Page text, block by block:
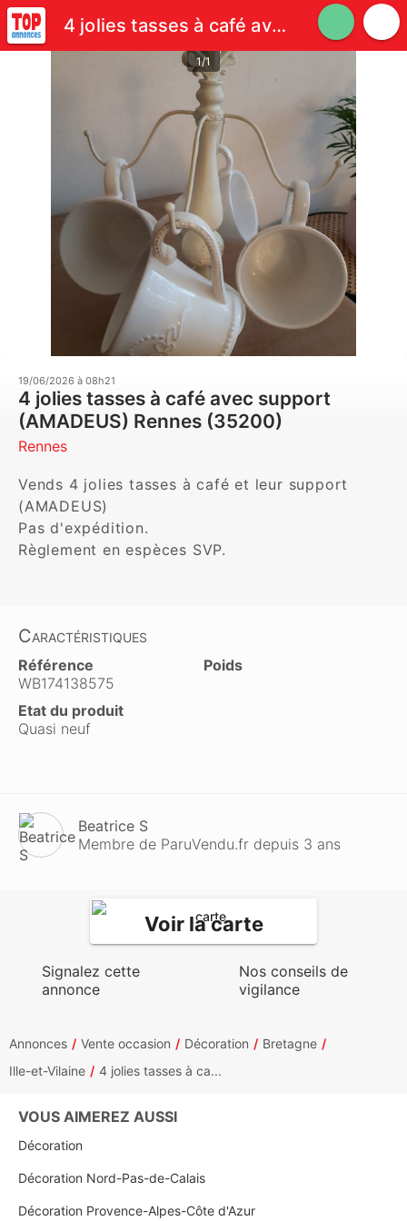
4 jolies tasses à café avec support (AMADEUS)
1/1
19/06/2026 à 08h21
4 jolies tasses à café avec support
(AMADEUS) Rennes (35200)
Rennes
Vends 4 jolies tasses à café et leur support
(AMADEUS)
Pas d'expédition.
Règlement en espèces SVP.
Caractéristiques
Référence
WB174138575
Poids
Etat du produit
Quasi neuf
Beatrice S
Membre de ParuVendu.fr depuis 3 ans
Voir la carte
Signalez cette
annonce
Nos conseils de
vigilance
Annonces Vente occasion Décoration
Bretagne
Ille-et-Vilaine
4 jolies tasses à ca...
VOUS AIMEREZ AUSSI
Décoration
Décoration Nord-Pas-de-Calais
Décoration Provence-Alpes-Côte d'Azur